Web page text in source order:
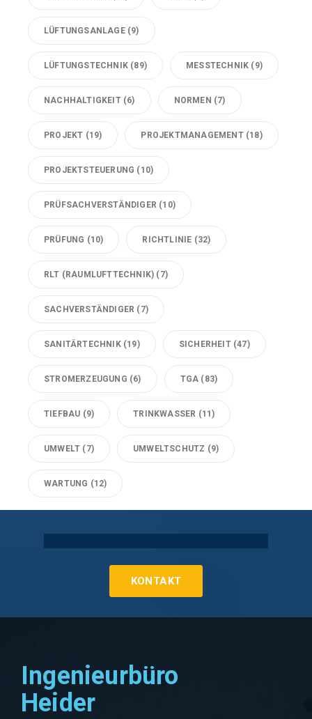
LÜFTUNGSANLAGE(9)
LÜFTUNGSTECHNIK (89) MESSTECHNIK (9)
NACHHALTIGKEIT(6) NORMEN (7)
PROJEKT (19) PROJEKTMANAGEMENT(18)
PROJEKTSTEUERUNG (10)
PRÜFSACHVERSTÄNDIGER (10)
PRÜFUNG (10) RICHTLINIE (32)
RLT (RAUMLUFTTECHNIK) (7)
SACHVERSTÄNDIGER (7)
SANITÄRTECHNIK(19) SICHERHEIT(47)
STROMERZEUGUNG (6) TGA (83)
TIEFBAU (9) TRINKWASSER (11)
UMWELT (7) UMWELTSCHUTZ (9)
WARTUNG (12)
KONTAKT
Ingenieurbüro
Heider